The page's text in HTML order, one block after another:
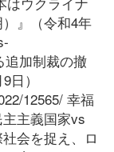
』（令和4年
追加制裁の撤
）
12565/ 幸福
主義国家vs
会を捉え、ロ